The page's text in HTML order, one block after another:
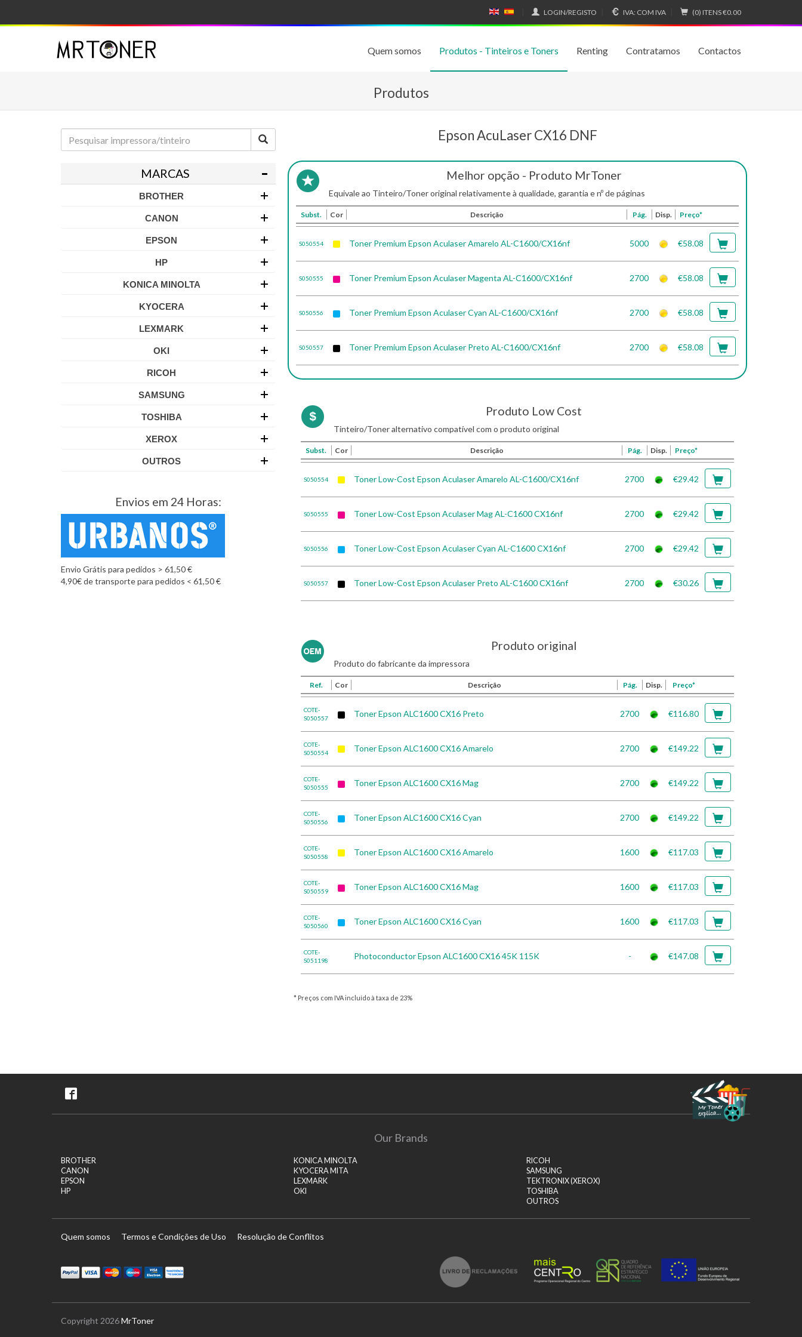
N
H
SP
OL
LOGIN/REGISTO IVA: COM IVA (0) ITENS€0.00
Quem somos Produtos - Tinteiros e Toners Renting Contratamos Contactos
Produtos
MARCAS
BROTHER
CANON
EPSON
HP
KONICA MINOLTA
KYOCERA
LEXMARK
OKI
RICOH
SAMSUNG
TOSHIBA
XEROX
OUTROS
Envios em 24 Horas:
Envio Grátis para pedidos > 61,50 €
4,90€ de transporte para pedidos < 61,50 €
Epson AcuLaser CX16 DNF
Melhor opção - Produto MrToner
Equivale ao Tinteiro/Toner original relativamente à qualidade, garantia e nº de páginas
Subst. Cor Descrição Pág. Disp. Preço*
S050554 Toner Premium Epson Aculaser Amarelo AL-C1600/CX16nf 5000 €58.08
S050555 Toner Premium Epson Aculaser Magenta AL-C1600/CX16nf 2700 €58.08
S050556 Toner Premium Epson Aculaser Cyan AL-C1600/CX16nf 2700 €58.08
S050557 Toner Premium Epson Aculaser Preto AL-C1600/CX16nf 2700 €58.08
Produto Low Cost
Tinteiro/Toner alternativo compatível com o produto original
Subst. Cor Descrição Pág. Disp. Preço*
S050554 Toner Low-Cost Epson Aculaser Amarelo AL-C1600/CX16nf 2700 €29.42
S050555 Toner Low-Cost Epson Aculaser Mag AL-C1600 CX16nf 2700 €29.42
S050556 Toner Low-Cost Epson Aculaser Cyan AL-C1600 CX16nf 2700 €29.42
S050557 Toner Low-Cost Epson Aculaser Preto AL-C1600 CX16nf 2700 €30.26
Produto original
Produto do fabricante da impressora
Ref. Cor Descrição Pág. Disp. Preço*
COTE-
S050557
Toner Epson ALC1600 CX16 Preto 2700 €116.80
COTE-
S050554
Toner Epson ALC1600 CX16 Amarelo 2700 €149.22
COTE-
S050555
Toner Epson ALC1600 CX16 Mag 2700 €149.22
COTE-
S050556
Toner Epson ALC1600 CX16 Cyan 2700 €149.22
COTE-
S050558
Toner Epson ALC1600 CX16 Amarelo 1600 €117.03
COTE-
S050559
Toner Epson ALC1600 CX16 Mag 1600 €117.03
COTE-
S050560
Toner Epson ALC1600 CX16 Cyan 1600 €117.03
COTE-
S051198
Photoconductor Epson ALC1600 CX16 45K 115K - €147.08
* Preços com IVA incluído à taxa de 23%
Our Brands
BROTHER
CANON
EPSON
HP
KONICA MINOLTA
KYOCERA MITA
LEXMARK
OKI
RICOH
SAMSUNG
TEKTRONIX (XEROX)
TOSHIBA
OUTROS
Quem somos Termos e Condições de Uso Resolução de Conflitos
Visa Electron
Transferï¿½ncia
Copyright 2026MrToner